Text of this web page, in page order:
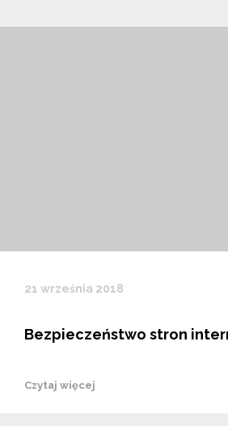
21 września 2018
Bezpieczeństwo stron
Czytaj więcej